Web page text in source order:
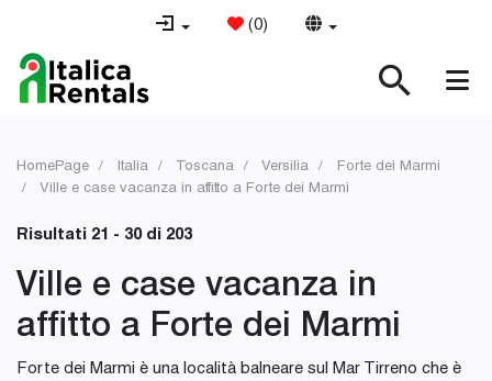
(0)
HomePage Italia Toscana Versilia
Forte dei Marmi
Ville e case vacanza in affitto a Forte dei Marmi
Risultati 21 - 30 di 203
Ville e case vacanza in
affitto a Forte dei Marmi
Forte dei Marmi è una località balneare sul Mar Tirreno che è